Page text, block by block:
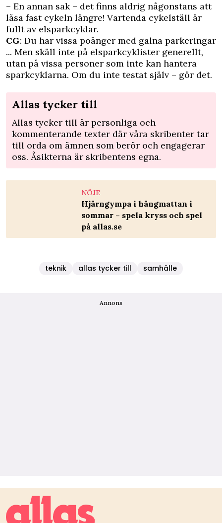
– En annan sak – det finns aldrig någonstans att
låsa fast cykeln längre! Vartenda cykelställ är
fullt av elsparkcyklar.
CG: Du har vissa poänger med galna parkeringar
... Men skäll inte på elsparkcyklister generellt,
utan på vissa personer som inte kan hantera
sparkcyklarna. Om du inte testat själv – gör det.
Allas tycker till
Allas tycker till är personliga och
kommenterande texter där våra skribenter tar
till orda om ämnen som berör och engagerar
oss. Åsikterna är skribentens egna.
NÖJE
Hjärngympa i hängmattan i
sommar – spela kryss och spel
på allas.se
teknik allas tycker till samhälle
Annons